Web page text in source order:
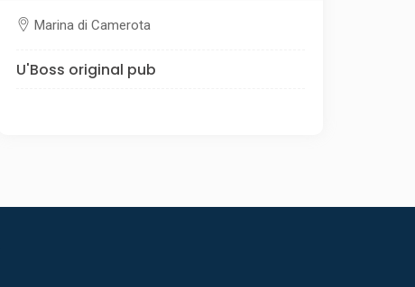
Marina di Camerota
U'Boss original pub